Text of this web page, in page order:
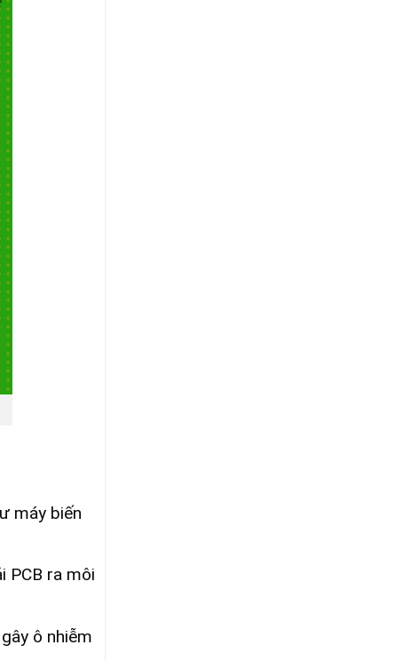
máy biến
PCB ra môi
ô nhiễm